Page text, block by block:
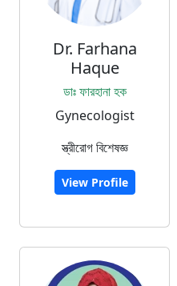
Dr. Farhana
Haque
ডাঃ ফারহানা হক
Gynecologist
স্ত্রীরোগ বিশেষজ্ঞ
View Profile